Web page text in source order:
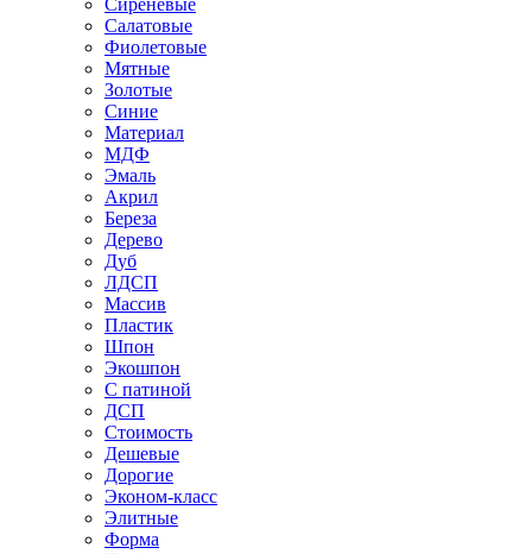
Сиреневые
Салатовые
Фиолетовые
Мятные
Золотые
Синие
Материал
МДФ
Эмаль
Акрил
Береза
Дерево
Дуб
ЛДСП
Массив
Пластик
Шпон
Экошпон
С патиной
ДСП
Стоимость
Дешевые
Дорогие
Эконом-класс
Элитные
Форма